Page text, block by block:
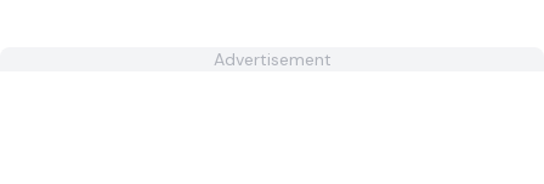
Advertisement